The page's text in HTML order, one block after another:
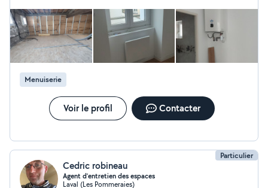
Menuiserie
Voir le profil Contacter
Particulier
Cedric robineau
Agent d’entretien des espaces
Laval (Les Pommeraies)